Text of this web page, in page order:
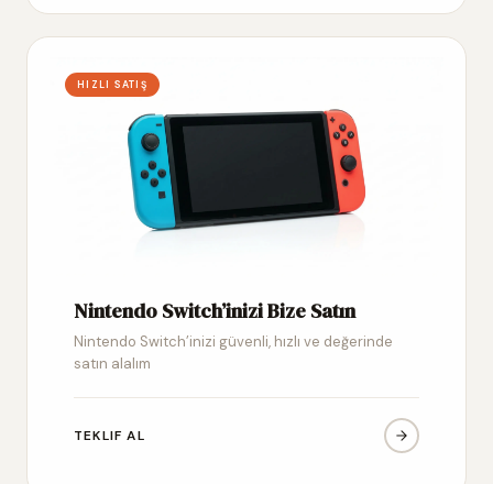
HIZLI SATIŞ
Nintendo Switch’inizi Bize Satın
Nintendo Switch’inizi güvenli, hızlı ve değerinde
satın alalım
TEKLIF AL